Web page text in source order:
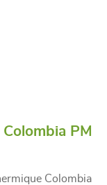
PM
Colombia